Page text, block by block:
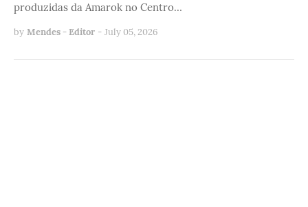
produzidas da Amarok no Centro…
by Mendes - Editor - July 05, 2026